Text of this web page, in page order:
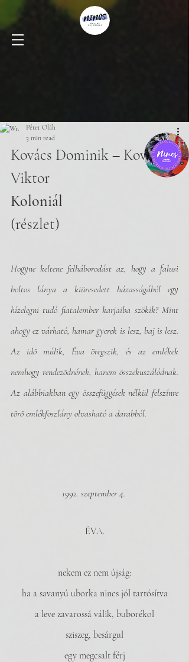
Péter Oláh
3 min read
Kovács Dominik – Kovács
Viktor
Koloniál
(részlet)
Hogyne keltene felháborodást az, hogy a falusi
boltos lánya a kiüresedett házasságából egy
hízelegni tudó fiatalember karjaiba szökik? Mint
ahogy ez várható, hamar gyerek is lesz, baj is lesz.
Az idő múlik, Éva öregszik, és az emlékek
nemhogy rendeződnének, hanem összekuszálódnak.
Az alábbiakban egy összefüggések nélkül felszínre
törő emlékfoszlány olvasható a darabból.
1992. szeptember 4.
ÉVA.
nekem ez nem újság:
ha a savanyú uborka nincs jól tartósítva
a leve zavarossá válik, buborékol
sziszeg, besárgul
egy megcsalt férj